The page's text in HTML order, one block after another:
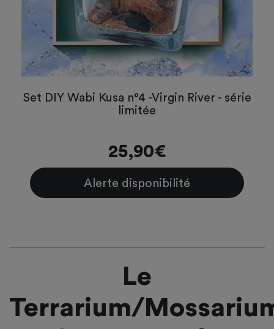
Set DIY Wabi Kusa n°4 -Virgin River - série
limitée
25,90€
Alerte disponibilité
Le
Terrarium/